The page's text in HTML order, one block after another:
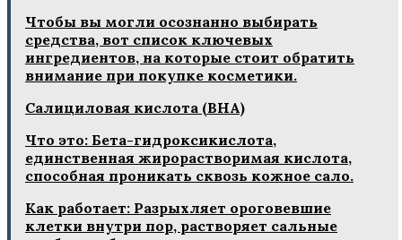
Чтобы вы могли осознанно выбирать
средства, вот список ключевых
ингредиентов, на которые стоит обратить
внимание при покупке косметики.
Салициловая кислота (BHA)
Что это: Бета-гидроксикислота,
единственная жирорастворимая кислота,
способная проникать сквозь кожное сало.
Как работает: Разрыхляет ороговевшие
клетки внутри пор, растворяет сальные